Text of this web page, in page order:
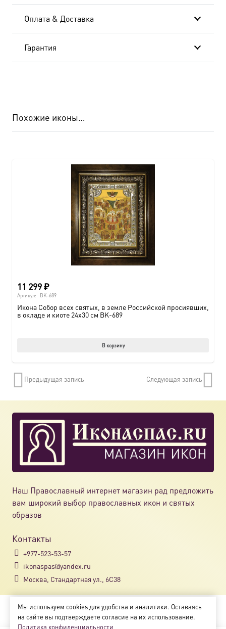
Оплата & Доставка
Гарантия
Похожие иконы…
11 299₽
Артикул: BK-689
Икона Собор всех святых, в земле Российской просиявших,
в окладе и киоте 24х30 см BK-689
В корзину
Предыдущая запись Следующая запись
Наш Православный интернет магазин рад предложить
вам широкий выбор православных икон и святых
образов
Контакты
+977-523-53-57
ikonaspas@yandex.ru
Москва, Стандартная ул., 6С38
Copyright © 2018-2025
Магазин православных икон «ikonaspas.ru»
Мы используем cookies для удобства и аналитики. Оставаясь
на сайте вы подтверждаете согласие на их использование.
Политика конфиденциальности